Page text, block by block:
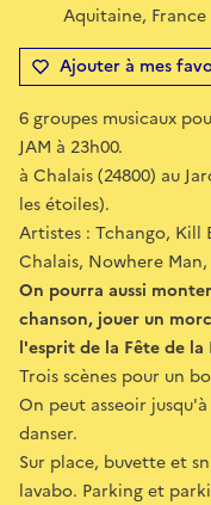
Aquitaine, France
Ajouter à mes
6 groupes musicaux
JAM à 23h00.
à Chalais (24800) au
les étoiles).
Artistes : Tchango, Kill
Chalais, Nowhere Man,
On pourra aussi
chanson, jouer un
l'esprit de la Fête de la
Trois scènes pour un
On peut asseoir
danser.
Sur place, buvette et
lavabo. Parking et